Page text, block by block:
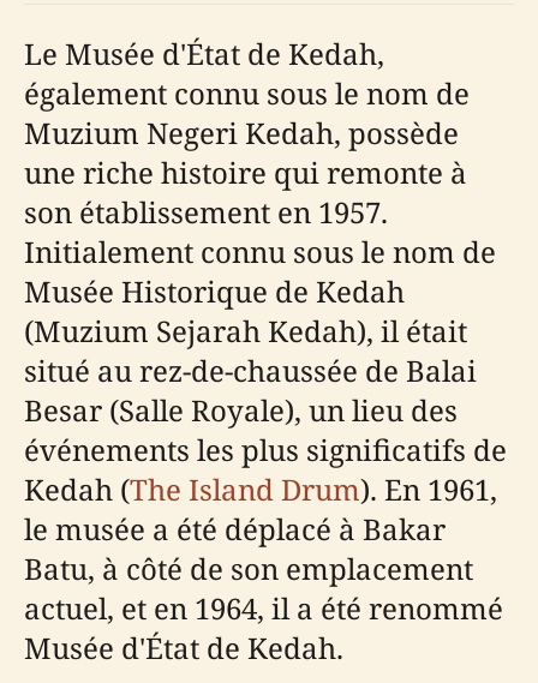
Le Musée d'État de Kedah,
également connu sous le nom de
Muzium Negeri Kedah, possède
une riche histoire qui remonte à
son établissement en 1957.
Initialement connu sous le nom de
Musée Historique de Kedah
(Muzium Sejarah Kedah), il était
situé au rez-de-chaussée de Balai
Besar (Salle Royale), un lieu des
événements les plus significatifs de
Kedah (The Island Drum). En 1961,
le musée a été déplacé à Bakar
Batu, à côté de son emplacement
actuel, et en 1964, il a été renommé
Musée d'État de Kedah.